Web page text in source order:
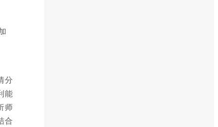
分
能
师
合